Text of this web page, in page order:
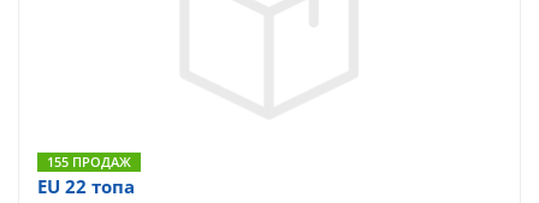
155 ПРОДАЖ
EU 22 топа